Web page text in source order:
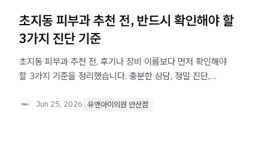
초지동 피부과 추천 전, 반드시 확인해야 할
3가지 진단 기준
초지동 피부과 추천 전, 후기나 장비 이름보다 먼저 확인해야
할 3가지 기준을 정리했습니다. 충분한 상담, 정밀 진단,
Jun 25, 2026 유앤아이의원 안산점